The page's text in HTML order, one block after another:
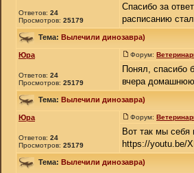
Ответов: 24
Просмотров: 25179
Спасибо за
расписанию
Тема: Вылечили динозавра)
Юра
Ответов: 24
Просмотров: 25179
Форум:
Понял, спасибо
вчера
Тема: Вылечили динозавра)
Юра
Ответов: 24
Просмотров: 25179
Форум:
Вот так мы себя
https://youtu.be/
Тема: Вылечили динозавра)